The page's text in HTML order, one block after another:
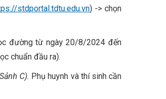
stdportal.tdtu.edu.vn) -> chọn
đường từ ngày 20/8/2024 đến
chuẩn đầu ra).
C). Phụ huynh và thí sinh cần